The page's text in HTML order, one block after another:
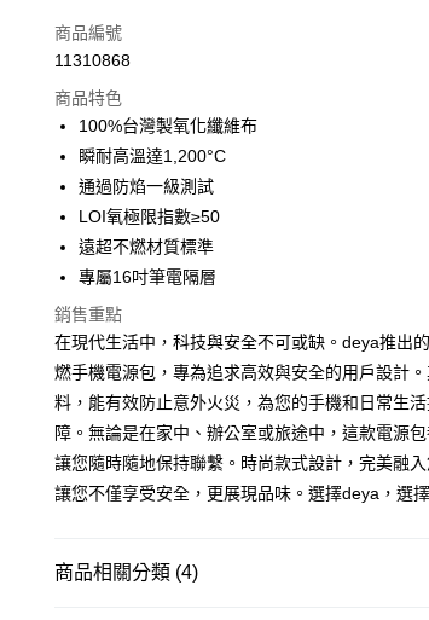
信用卡一次付款
3 期 0 利率 每期NT$760
合作金庫商業銀行
華南商業銀行
國泰世華商業銀行
臺灣中小企業銀行
匯豐（台灣）商業銀行
聯邦商業銀行
玉山商業銀行
星展（台灣）商
台新國際商業銀行
中國信託商業
台灣樂天信用卡公司
LINE Pay
街口支付
全盈+PAY
AFTEE先享後付
相關說明
【關於「AFTEE先享後付」】
AFTEE先享後付是「在收到商品之後才付款」的支付方
１．簡單：不需註冊會員、不需綁卡、不需儲值。
【「AFTEE先享後付」結帳流程】
ATM付款
【宅配】
商品編號
11310868
商品特色
100%台灣製氧化纖維布
瞬耐高溫達1,200°C
通過防焰一級測試
LOI氧極限指數≥50
遠超不燃材質標準
專屬16吋筆電隔層
銷售重點
在現代生活中，科技與安全不可或缺。deya推出
燃手機電源包，專為追求高效與安全的用戶設計
料，能有效防止意外火災，為您的手機和日常生
障。無論是在家中、辦公室或旅途中，這款電源包
讓您隨時隨地保持聯繫。時尚款式設計，完美融入
讓您不僅享受安全，更展現品味。選擇deya，選
商品相關分類 (4)